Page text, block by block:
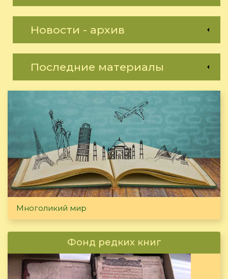
Новости - архив
Последние материалы
Многоликий мир
Фонд редких книг